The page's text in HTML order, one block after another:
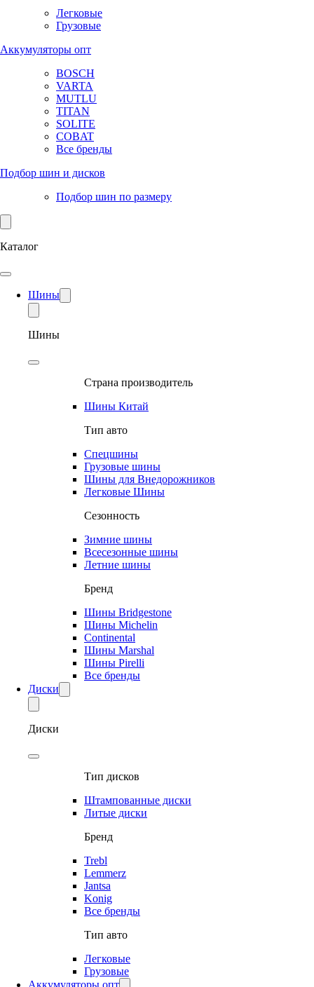
Легковые
Грузовые
Аккумуляторы опт
BOSCH
VARTA
MUTLU
TITAN
SOLITE
COBAT
Все бренды
Подбор шин и дисков
Подбор шин по размеру
Каталог
Шины
Шины
Страна производитель
Шины Китай
Тип авто
Спецшины
Грузовые шины
Шины для Внедорожников
Легковые Шины
Сезонность
Зимние шины
Всесезонные шины
Летние шины
Бренд
Шины Bridgestone
Шины Michelin
Continental
Шины Marshal
Шины Pirelli
Все бренды
Диски
Диски
Тип дисков
Штампованные диски
Литые диски
Бренд
Trebl
Lemmerz
Jantsa
Konig
Все бренды
Тип авто
Легковые
Грузовые
Аккумуляторы опт